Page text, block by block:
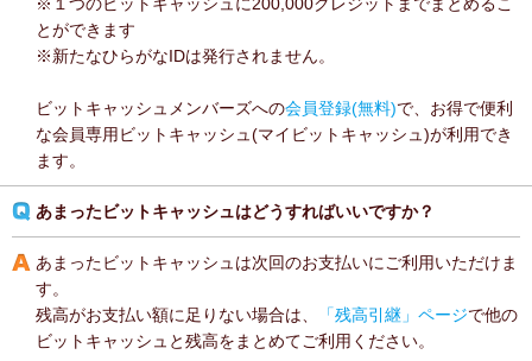
とができます
※新たなひらがなIDは発行されません。
ビットキャッシュメンバーズへの会員登録(無料)で、お得で便利
な会員専用ビットキャッシュ(マイビットキャッシュ)が利用でき
ます。
あまったビットキャッシュはどうすればいいですか？
あまったビットキャッシュは次回のお支払いにご利用いただけま
す。
残高がお支払い額に足りない場合は、
「残高引継」ページで他の
ビットキャッシュと残高をまとめてご利用ください。